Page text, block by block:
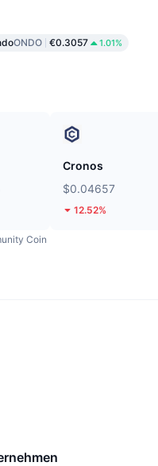
ONDO €0.3057 1.01%
Cronos
$0.04657
12.52%
Coin